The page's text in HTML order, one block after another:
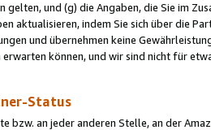
gelten, und (g) die Angaben, die Sie im
aktualisieren, indem Sie sich über die
und übernehmen keine
können, und wir sind nicht für
Status
bzw. an jeder anderen Stelle, an der